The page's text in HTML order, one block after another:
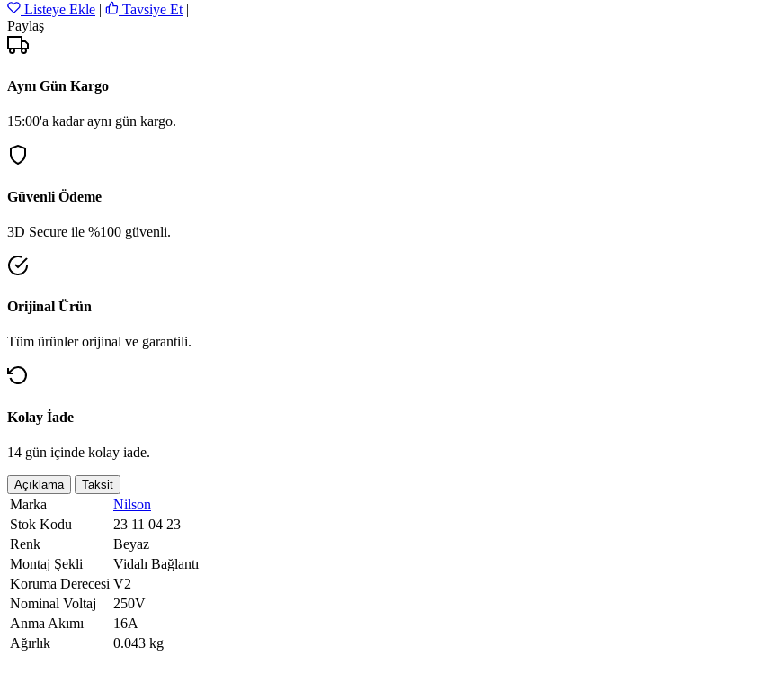
Listeye Ekle | Tavsiye Et |
Paylaş
Aynı Gün Kargo
15:00'a kadar aynı gün kargo.
Güvenli Ödeme
3D Secure ile %100 güvenli.
Orijinal Ürün
Tüm ürünler orijinal ve garantili.
Kolay İade
14 gün içinde kolay iade.
Açıklama Taksit
Marka
Nilson
Stok Kodu
23 11 04 23
Renk
Beyaz
Montaj Şekli
Vidalı Bağlantı
Koruma Derecesi V2
Nominal Voltaj
250V
Anma Akımı
16A
Ağırlık
0.043 kg